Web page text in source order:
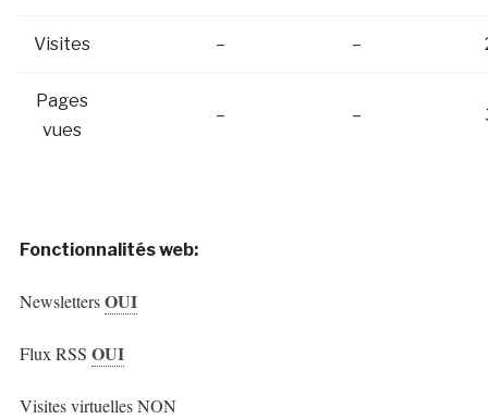
Visites – –
Pages
vues
– –
Fonctionnalités web:
NewslettersOUI
Flux RSS OUI
Visites virtuelles NON